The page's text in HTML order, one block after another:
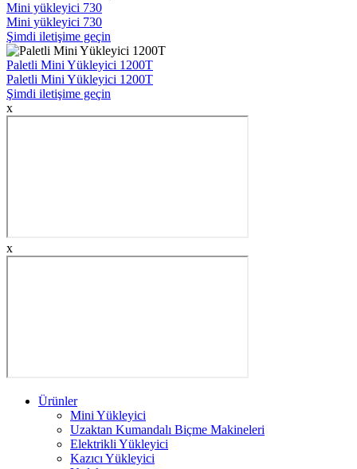
Mini yükleyici 730
Mini yükleyici 730
Şimdi iletişime geçin
Paletli Mini Yükleyici 1200T
Paletli Mini Yükleyici 1200T
Şimdi iletişime geçin
x
x
Ürünler
Mini Yükleyici
Uzaktan Kumandalı Biçme Makineleri
Elektrikli Yükleyici
Kazıcı Yükleyici